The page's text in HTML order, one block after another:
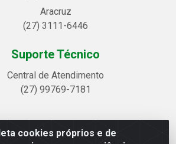
cookies próprios e de
Aracruz
(27) 3111-6446
Suporte Técnico
Central de Atendimento
(27) 99769-7181
LTDA - Avenida Alegre, 2521 -